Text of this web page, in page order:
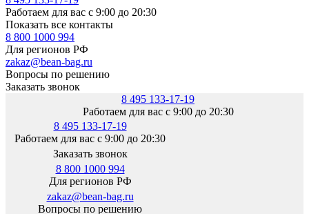
Работаем для вас с 9:00 до 20:30
Показать все контакты
8 800 1000 994
Для регионов РФ
zakaz@bean-bag.ru
Вопросы по решению
Заказать звонок
8 495 133-17-19
Работаем для вас с 9:00 до 20:30
8 495 133-17-19
Работаем для вас с 9:00 до 20:30
Заказать звонок
8 800 1000 994
Для регионов РФ
zakaz@bean-bag.ru
Вопросы по решению